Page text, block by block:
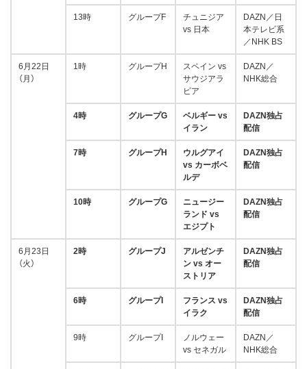
13時 グループF
チュニジア
vs 日本
DAZN／日
本テレビ系
／NHK BS
6月22日
（月）
1時 グループH
スペイン vs
サウジアラ
ビア
DAZN／
NHK総合
4時 グループG
ベルギー vs
イラン
DAZN独占
配信
7時 グループH
ウルグアイ
vs カーボベ
ルデ
DAZN独占
配信
10時 グループG
ニュージー
ランド vs
エジプト
DAZN独占
配信
6月23日
（火）
2時 グループJ
アルゼンチ
ン vs オー
ストリア
DAZN独占
配信
6時 グループI
フランス vs
イラク
DAZN独占
配信
9時 グループI
ノルウェー
vs セネガル
DAZN／
NHK総合